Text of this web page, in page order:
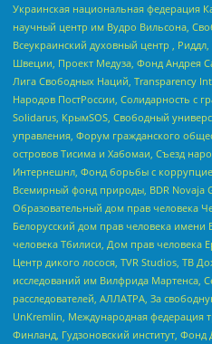
Украинская национальная федерация
научный центр им Вудро Вильсона,
Всеукраинский духовный центр ,
Швеции, Проект Медуза, Фонд Андрея
Лига Свободных Наций, Transparеncy
Народов ПостРоссии, Солидарность с
Solidarus, КрымSOS, Свободный
управления, Форум гражданского
островов Тисима и Хабомаи, Съезд
Интернешнл, Фонд борьбы с
Всемирный фонд природы, BDR Novaja
Образовательный дом прав человека
Белорусский дом прав человека имени
человека Тбилиси, Дом прав человека
Центр дикого лосося, TVR Studios, ТВ
исследований им Вилфрида Мартенса,
расследователей, АЛЛАТРА, За
UnKremlin, Международная федерация
Финланд, Гудзоновский институт, Фонд